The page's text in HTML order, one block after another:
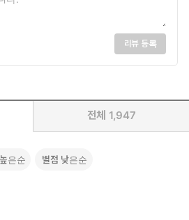
리뷰 등록
전체 1,947
은순 별점 낮은순